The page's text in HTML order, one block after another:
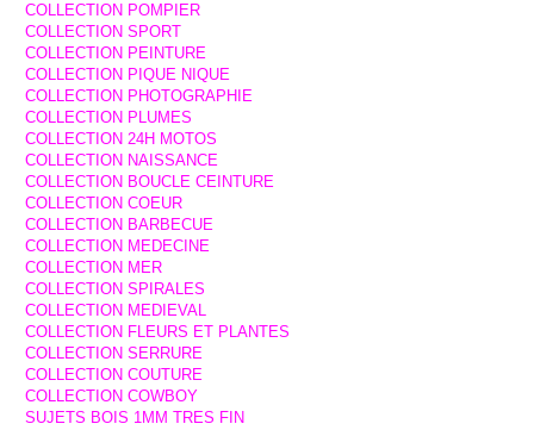
COLLECTION POMPIER
COLLECTION SPORT
COLLECTION PEINTURE
COLLECTION PIQUE NIQUE
COLLECTION PHOTOGRAPHIE
COLLECTION PLUMES
COLLECTION 24H MOTOS
COLLECTION NAISSANCE
COLLECTION BOUCLE CEINTURE
COLLECTION COEUR
COLLECTION BARBECUE
COLLECTION MEDECINE
COLLECTION MER
COLLECTION SPIRALES
COLLECTION MEDIEVAL
COLLECTION FLEURS ET PLANTES
COLLECTION SERRURE
COLLECTION COUTURE
COLLECTION COWBOY
SUJETS BOIS 1MM TRES FIN